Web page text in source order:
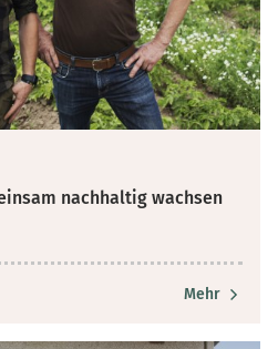
nachhaltig wachsen
Mehr